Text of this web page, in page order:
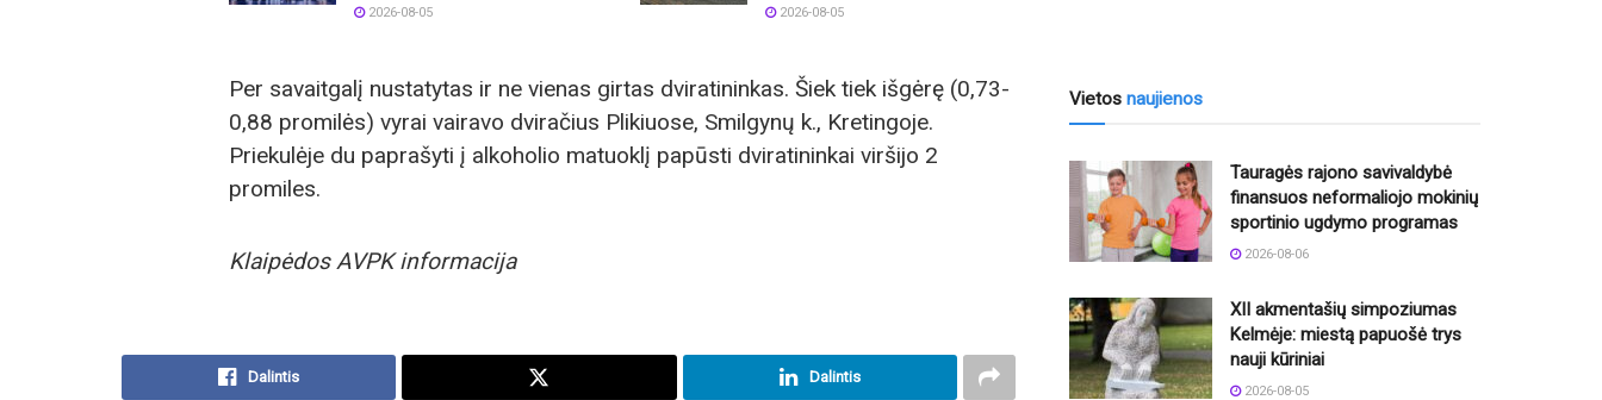
2026-08-05 2026-08-05
Per savaitgalį nustatytas ir ne vienas girtas dviratininkas. Šiek tiek išgėrę (0,73-
0,88 promilės) vyrai vairavo dviračius Plikiuose, Smilgynų k., Kretingoje.
Priekulėje du paprašyti į alkoholio matuoklį papūsti dviratininkai viršijo 2
promiles.
Klaipėdos AVPK informacija
Dalintis Dalintis
Vietos naujienos
Tauragės rajono savivaldybė
finansuos neformaliojo mokinių
sportinio ugdymo programas
2026-08-06
XII akmentašių simpoziumas
Kelmėje: miestą papuošė trys
nauji kūriniai
2026-08-05